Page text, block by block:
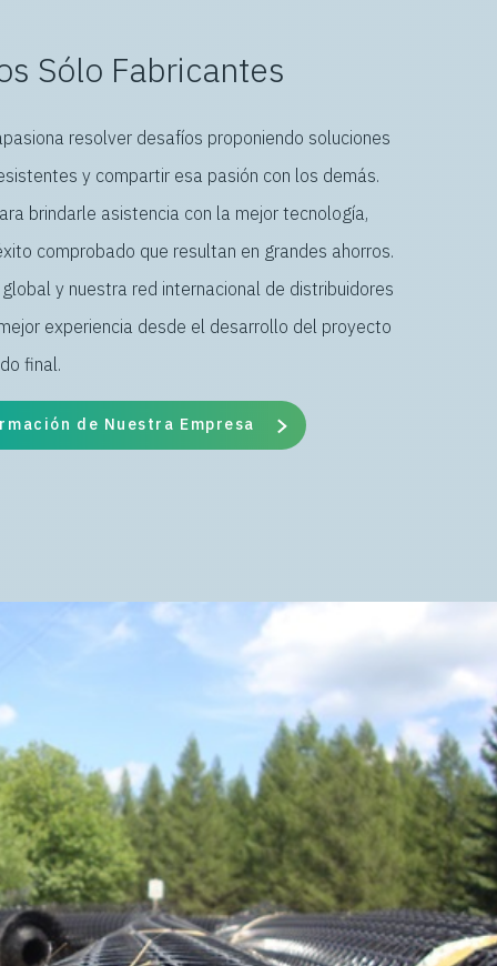
Sólo Fabricantes
resolver desafíos proponiendo soluciones
y compartir esa pasión con los demás.
brindarle asistencia con la mejor tecnología,
comprobado que resultan en grandes ahorros.
y nuestra red internacional de distribuidores
experiencia desde el desarrollo del proyecto
final.
de Nuestra Empresa